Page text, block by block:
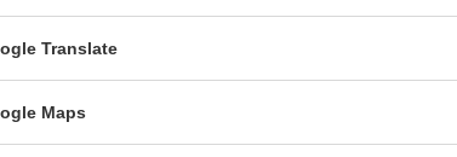
Translate
Maps